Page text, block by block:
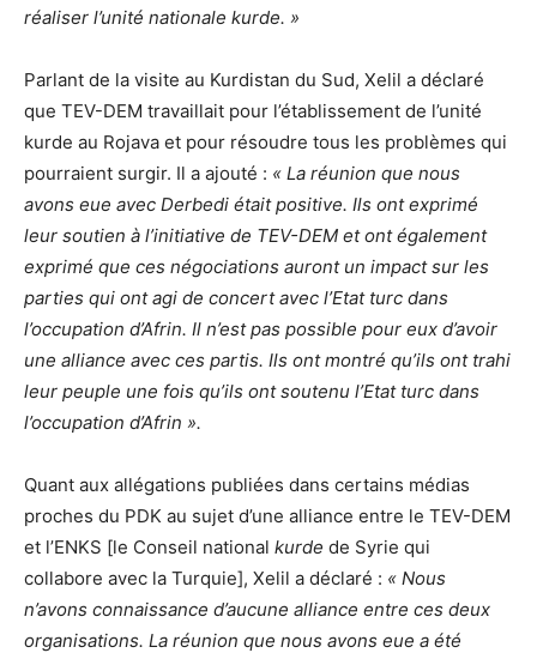
réaliser l’unité nationale kurde. »
Parlant de la visite au Kurdistan du Sud, Xelil a déclaré
que TEV-DEM travaillait pour l’établissement de l’unité
kurde au Rojava et pour résoudre tous les problèmes qui
pourraient surgir. Il a ajouté : « La réunion que nous
avons eue avec Derbedi était positive. Ils ont exprimé
leur soutien à l’initiative de TEV-DEM et ont également
exprimé que ces négociations auront un impact sur les
parties qui ont agi de concert avec l’Etat turc dans
l’occupation d’Afrin. Il n’est pas possible pour eux d’avoir
une alliance avec ces partis. Ils ont montré qu’ils ont trahi
leur peuple une fois qu’ils ont soutenu l’Etat turc dans
l’occupation d’Afrin ».
Quant aux allégations publiées dans certains médias
proches du PDK au sujet d’une alliance entre le TEV-DEM
et l’ENKS [le Conseil national kurde de Syrie qui
collabore avec la Turquie], Xelil a déclaré : « Nous
n’avons connaissance d’aucune alliance entre ces deux
organisations. La réunion que nous avons eue a été